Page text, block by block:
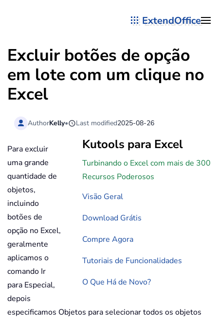
ExtendOffice
Excluir botões de opção
em lote com um clique no
Excel
AuthorKelly• Last modified2025-08-26
Kutools para Excel
Turbinando o Excel com mais de 300
Recursos Poderosos
Visão Geral
Download Grátis
Compre Agora
Tutoriais de Funcionalidades
O Que Há de Novo?
Para excluir
uma grande
quantidade de
objetos,
incluindo
botões de
opção no Excel,
geralmente
aplicamos o
comando Ir
para Especial,
depois
especificamos Objetos para selecionar todos os objetos